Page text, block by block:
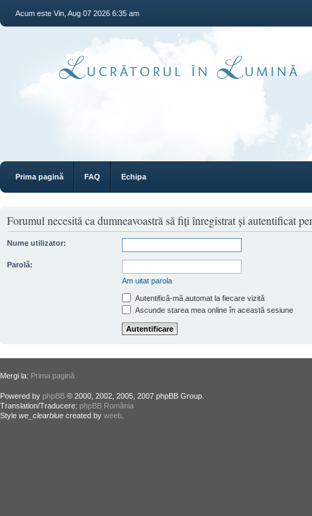
Acum este Vin, Aug 07 2026 6:35 am
Prima pagină FAQ Echipa
Forumul necesită ca dumneavoastră să fiţi înregistrat şi autentificat
Nume utilizator:
Parolă:
Am uitat parola
Autentifică-mă automat la fiecare vizită
Ascunde starea mea online în această sesiune
Mergi la: Prima pagină
Powered by phpBB © 2000, 2002, 2005, 2007 phpBB Group.
Translation/Traducere: phpBB România
Style we_clearblue created by weeb